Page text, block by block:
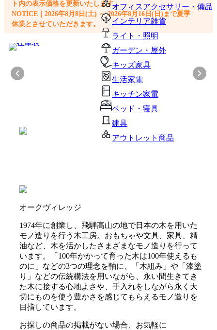
オフィスアクセサリー・備品
インテリア雑貨
ライト・照明
ガーデン・屋外
キッズ家具
生活家電
キッチン家電
ベッド・寝具
建具
アウトレット商品
ト内の表示価格を更新いたします。
NOTICE｜2026年8月8日(土) ～ 2026年8月16日(日)まで夏季
休業とさせていただきます。
オークヴィレッジ
1974年に創業し、飛騨高山の地で日本の木を用いた
モノ造りを行う木工房。おもちゃや文具、家具、精
油など、木を活かしたさまざまなモノ造りを行って
います。「100年かかって育った木は100年使えるも
のに」などの3つの理念を軸に、「木組み」や「漆塗
り」などの伝統構法を用いながら、永い間生きてき
た木に接する心地よさや、手入れをしながら永く大
切にものを使う豊かさを感じてもらえるモノ造りを
目指しています。
お探しの商品の掲載がない場合、お気軽に